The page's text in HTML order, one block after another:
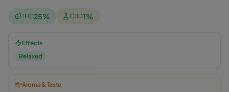
THC25% CBD1%
Effects
Relaxed
Aroma & Taste